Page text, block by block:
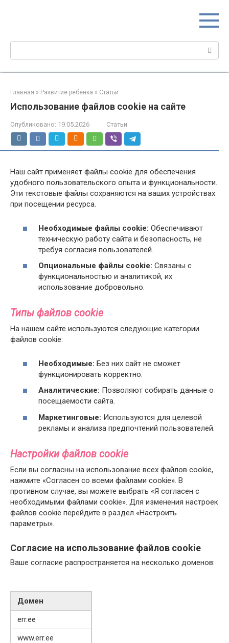
Поиск:
Главная » Развитие ребенка » Статьи
Использование файлов cookie на сайте
Опубликовано: 19.05.2026 Статьи
Наш сайт применяет файлы cookie для обеспечения
удобного пользовательского опыта и функциональности.
Эти текстовые файлы сохраняются на ваших устройствах
при посещении ресурса.
Необходимые файлы cookie: Обеспечивают
техническую работу сайта и безопасность, не
требуя согласия пользователей.
Опциональные файлы cookie: Связаны с
функциональностью и аналитикой, их
использование добровольно.
Типы файлов cookie
На нашем сайте используются следующие категории
файлов cookie:
Необходимые: Без них сайт не сможет
функционировать корректно.
Аналитические: Позволяют собирать данные о
посещаемости сайта.
Маркетинговые: Используются для целевой
рекламы и анализа предпочтений пользователей.
Настройки файлов cookie
Если вы согласны на использование всех файлов cookie,
нажмите «Согласен со всеми файлами cookie». В
противном случае, вы можете выбрать «Я согласен с
необходимыми файлами cookie». Для изменения настроек
файлов cookie перейдите в раздел «Настроить
параметры».
Согласие на использование файлов cookie
Ваше согласие распространяется на несколько доменов:
Домен
err.ee
www.err.ee